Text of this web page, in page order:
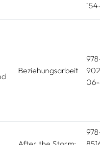
Beziehungsarbeit